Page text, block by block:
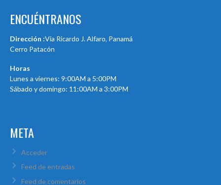
ENCUÉNTRANOS
Dirección :Via Ricardo J. Alfaro, Panamá
Cerro Patacón
Horas
Lunes a viernes: 9:00AM a 5:00PM
Sábado y domingo: 11:00AM a 3:00PM
META
Acceder
Feed de entradas
Feed de comentarios